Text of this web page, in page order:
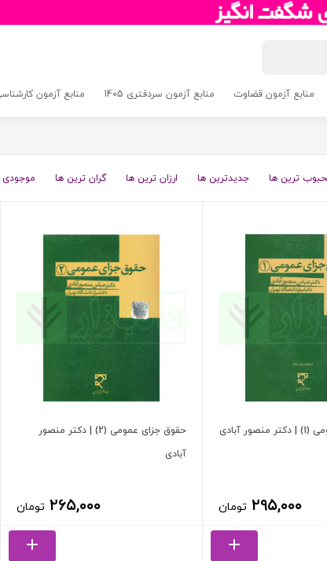
منابع آزمون قضاوت منابع آزمون سردفتری 1405 منابع آزمون
ترین ها جدیدترین ها ارزان ترین ها گران ترین ها
آبادی
۲۹۵,۰۰۰ تومان
حقوق جزای عمومی (2) | دکتر منصور
آبادی
۲۶۵,۰۰۰ تومان